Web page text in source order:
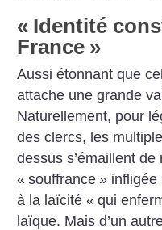
« Identité
France »
Aussi étonnant que
attache une grande
Naturellement, pour
des clercs, les
dessus s’émaillent de
« souffrance » infligée
à la laïcité « qui
laïque. Mais d’un